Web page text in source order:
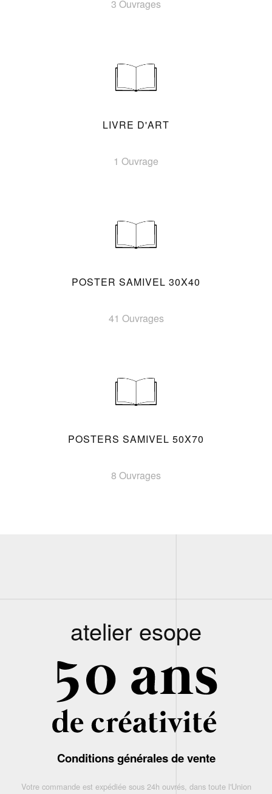
3 Ouvrages
LIVRE D'ART
1 Ouvrage
POSTER SAMIVEL 30X40
41 Ouvrages
POSTERS SAMIVEL 50X70
8 Ouvrages
atelier esope
Conditions générales de vente
Votre commande est expédiée sous 24h ouvrés, dans toute l'Union